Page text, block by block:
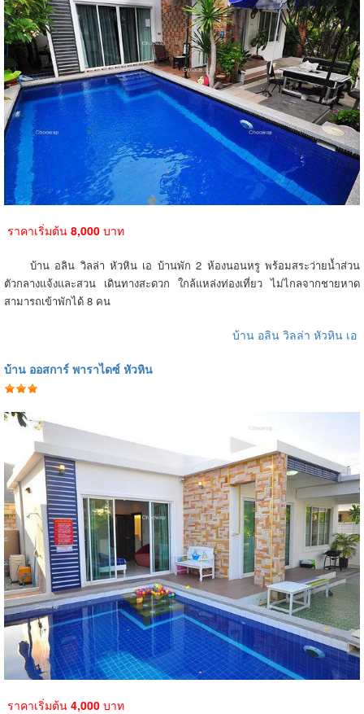
ราคาเริ่มต้น 8,000 บาท
บ้าน อลิน วิลล่า หัวหิน เอ บ้านพัก 2 ห้องนอนหรู พร้อมสระว่ายน้ำส่วน
ตัวกลางแจ้งและสวน เดินทางสะดวก ใกล้แหล่งท่องเที่ยว ไม่ไกลจากชายหาด
สามารถเข้าพักได้ 8 คน
บ้าน อลิน วิลล่า หัวหิน เอ
บ้าน ออสการ์ พาราไดซ์ หัวหิน
ราคาเริ่มต้น 4,000 บาท